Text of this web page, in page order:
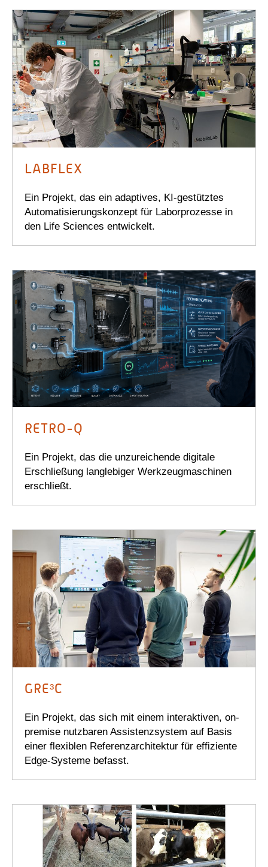
LABFLEX
Ein Projekt, das ein adaptives, KI-gestütztes
Automatisierungskonzept für Laborprozesse in
den Life Sciences entwickelt.
RETRO-Q
Ein Projekt, das die unzureichende digitale
Erschließung langlebiger Werkzeugmaschinen
erschließt.
GRE³C
Ein Projekt, das sich mit einem interaktiven, on-
premise nutzbaren Assistenzsystem auf Basis
einer flexiblen Referenzarchitektur für effiziente
Edge-Systeme befasst.